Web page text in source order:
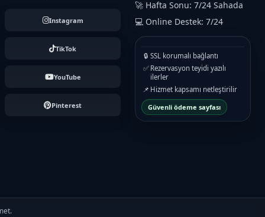
Instagram
TikTok
YouTube
Pinterest
🚀 Hafta Sonu: 7/24 Sahada
💻 Online Destek: 7/24
🔒 SSL korumalı bağlantı
✅ Rezervasyon teyidi yazılı
ilerler
📌 Hizmet kapsamı netleştirilir
Güvenli ödeme sayfası